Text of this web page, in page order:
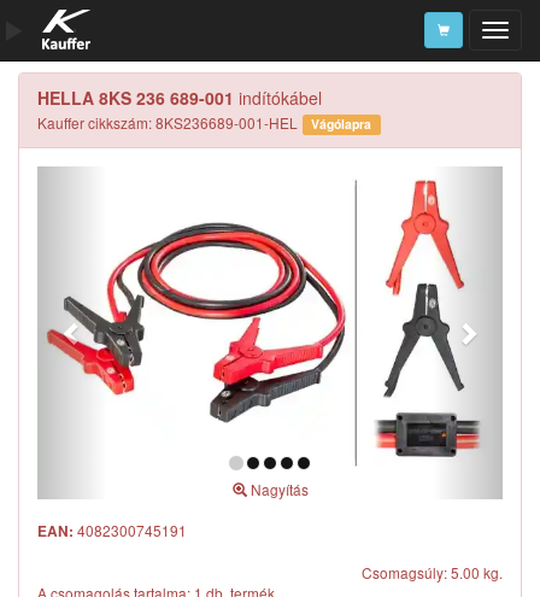
Szerszámkatalógus
Kosár
HELLA 8KS 236 689-001 indítókábel
Kauffer cikkszám: 8KS236689-001-HEL Vágólapra
Nagyítás
EAN: 4082300745191
Csomagsúly: 5.00 kg.
A csomagolás tartalma: 1 db. termék.